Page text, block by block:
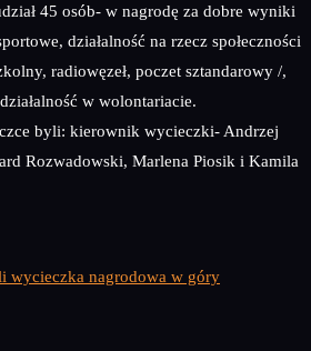
45 osób- w nagrodę za dobre wyniki
działalność na rzecz społeczności
radiowęzeł, poczet sztandarowy /,
w wolontariacie.
byli: kierownik wycieczki- Andrzej
Rozwadowski, Marlena Piosik i Kamila